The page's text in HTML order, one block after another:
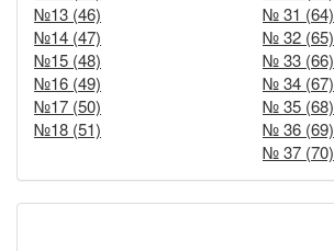
№13 (46)
№14 (47)
№15 (48)
№16 (49)
№17 (50)
№18 (51)
№ 31 (64)
№ 32 (65)
№ 33 (66)
№ 34 (67)
№ 35 (68)
№ 36 (69)
№ 37 (70)